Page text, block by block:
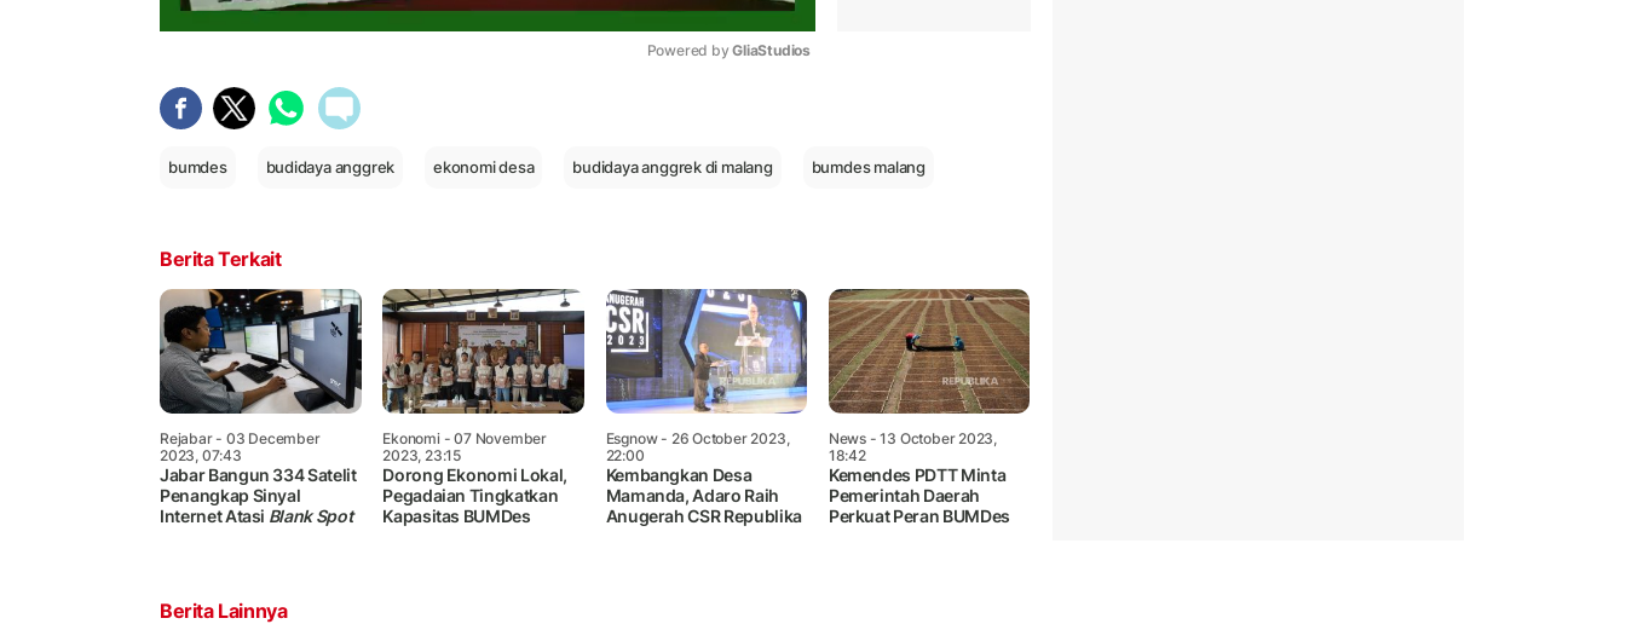
Powered by GliaStudios
bumdes budidaya anggrek ekonomi desa budidaya anggrek di malang bumdes malang
Berita Terkait
Rejabar- 03 December
2023, 07:43
Jabar Bangun 334 Satelit
Penangkap Sinyal
Internet Atasi Blank Spot
Ekonomi- 07 November
2023, 23:15
Dorong Ekonomi Lokal,
Pegadaian Tingkatkan
Kapasitas BUMDes
Esgnow- 26 October 2023,
22:00
Kembangkan Desa
Mamanda, Adaro Raih
Anugerah CSR Republika
News - 13 October 2023,
18:42
Kemendes PDTT Minta
Pemerintah Daerah
Perkuat Peran BUMDes
Berita Lainnya